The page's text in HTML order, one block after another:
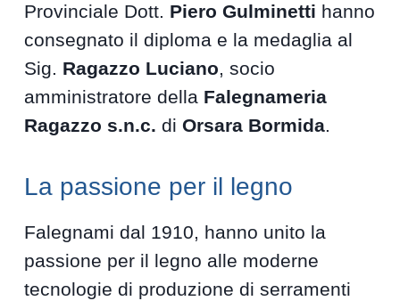
Provinciale Dott. Piero Gulminetti hanno
consegnato il diploma e la medaglia al
Sig. Ragazzo Luciano, socio
amministratore della Falegnameria
Ragazzo s.n.c. diOrsara Bormida.
La passione per il legno
Falegnami dal 1910, hanno unito la
passione per il legno alle moderne
tecnologie di produzione di serramenti